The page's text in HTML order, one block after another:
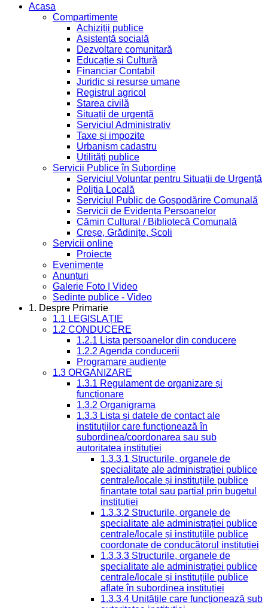
Acasa
Compartimente
Achiziții publice
Asistență socială
Dezvoltare comunitară
Educație și Cultură
Financiar Contabil
Juridic si resurse umane
Registrul agricol
Starea civilă
Situații de urgență
Serviciul Administrativ
Taxe și impozite
Urbanism cadastru
Utilități publice
Servicii Publice în Subordine
Serviciul Voluntar pentru Situații de Urgență
Poliția Locală
Serviciul Public de Gospodărire Comunală
Servicii de Evidența Persoanelor
Cămin Cultural / Bibliotecă Comunală
Creșe, Grădinițe, Școli
Servicii online
Proiecte
Evenimente
Anunțuri
Galerie Foto | Video
Sedinte publice - Video
1. Despre Primarie
1.1 LEGISLAȚIE
1.2 CONDUCERE
1.2.1 Lista persoanelor din conducere
1.2.2 Agenda conducerii
Programare audiențe
1.3 ORGANIZARE
1.3.1 Regulament de organizare și
funcționare
1.3.2 Organigrama
1.3.3 Lista și datele de contact ale
instituțiilor care funcționează în
subordinea/coordonarea sau sub
autoritatea instituției
1.3.3.1 Structurile, organele de
specialitate ale administrației publice
centrale/locale și instituțiile publice
finanțate total sau parțial prin bugetul
instituției
1.3.3.2 Structurile, organele de
specialitate ale administrației publice
centrale/locale și instituțiile publice
coordonate de conducătorul instituției
1.3.3.3 Structurile, organele de
specialitate ale administrației publice
centrale/locale și instituțiile publice
aflate în subordinea instituției
1.3.3.4 Unitățile care funcționează sub